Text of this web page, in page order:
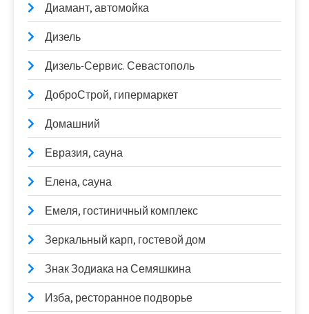
Диамант, автомойка
Дизель
Дизель-Сервис. Севастополь
ДоброСтрой, гипермаркет
Домашний
Евразия, сауна
Елена, сауна
Емеля, гостиничный комплекс
Зеркальный карп, гостевой дом
Знак Зодиака на Семяшкина
Изба, ресторанное подворье